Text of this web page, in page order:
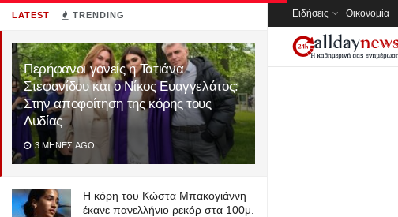
LATEST TRENDING
Περήφανοι γονείς η Τατιάνα
Στεφανίδου και ο Νίκος Ευαγγελάτος:
Στην αποφοίτηση της κόρης τους
Λυδίας
3 ΜΉΝΕΣ AGO
Η κόρη του Κώστα Μπακογιάννη
έκανε πανελλήνιο ρεκόρ στα 100μ.
Ειδήσεις Οικονομία